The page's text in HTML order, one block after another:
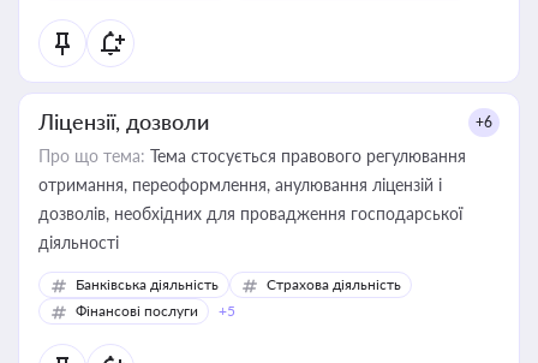
Ліцензії, дозволи +6
Про що тема: Тема стосується правового регулювання
отримання, переоформлення, анулювання ліцензій і
дозволів, необхідних для провадження господарської
діяльності
Банківська діяльність
Страхова діяльність
Фінансові послуги
+5